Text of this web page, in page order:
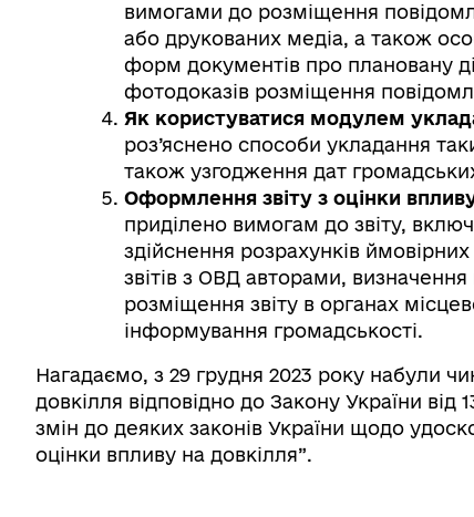
вимогами до розміщення
або друкованих медіа, а також
форм документів про плановану
фотодоказів розміщення
Як користуватися модулем
роз’яснено способи укладання
також узгодження дат
Оформлення звіту з оцінки
приділено вимогам до звіту,
здійснення розрахунків
звітів з ОВД авторами,
розміщення звіту в органах
інформування громадськості.
Нагадаємо, з 29 грудня 2023 року набули
довкілля відповідно до Закону України
змін до деяких законів України щодо
оцінки впливу на довкілля”.